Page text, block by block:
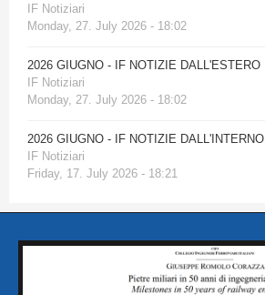
IF Notiziari
Monday, 27. July 2026 - 18:02
2026 GIUGNO - IF NOTIZIE DALL'ESTERO
IF Notiziari
Monday, 27. July 2026 - 18:02
2026 GIUGNO - IF NOTIZIE DALL'INTERNO
IF Notiziari
Friday, 17. July 2026 - 18:21